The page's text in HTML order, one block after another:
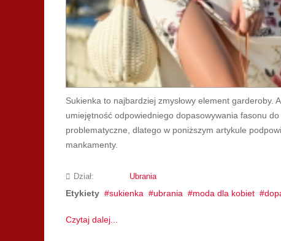
Sukienka to najbardziej zmysłowy element garderoby.
umiejętność odpowiedniego dopasowywania fasonu
problematyczne, dlatego w poniższym artykule
mankamenty.
Dział: Ubrania
Etykiety sukienka ubrania moda dla kobiet
Czytaj dalej...